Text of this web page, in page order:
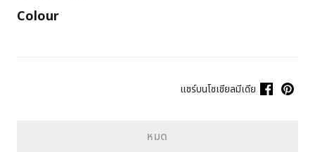
Colour
แชร์บนโซเชียลมีเดีย
หมด